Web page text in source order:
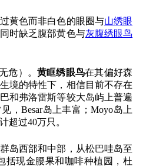
黄色而非白色的眼圈与山绣眼
时缺乏腹部黄色与灰腹绣眼鸟
危）。 黄眶绣眼鸟在其偏好森
境的特性下，相信目前不存在
和弗洛雷斯等较大岛屿上普遍
，Besar岛上丰富；Moyo岛上
超过40万只。
岛西部和中部，从松巴哇岛至
括现金腰果和咖啡种植园，杜